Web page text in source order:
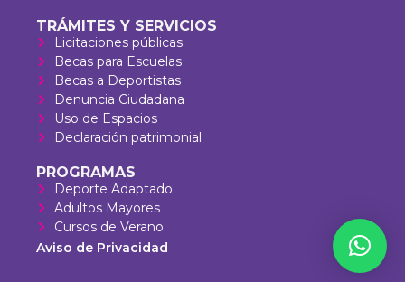
TRÁMITES Y SERVICIOS
Licitaciones públicas
Becas para Escuelas
Becas a Deportistas
Denuncia Ciudadana
Uso de Espacios
Declaración patrimonial
PROGRAMAS
Deporte Adaptado
Adultos Mayores
Cursos de Verano
Aviso de Privacidad